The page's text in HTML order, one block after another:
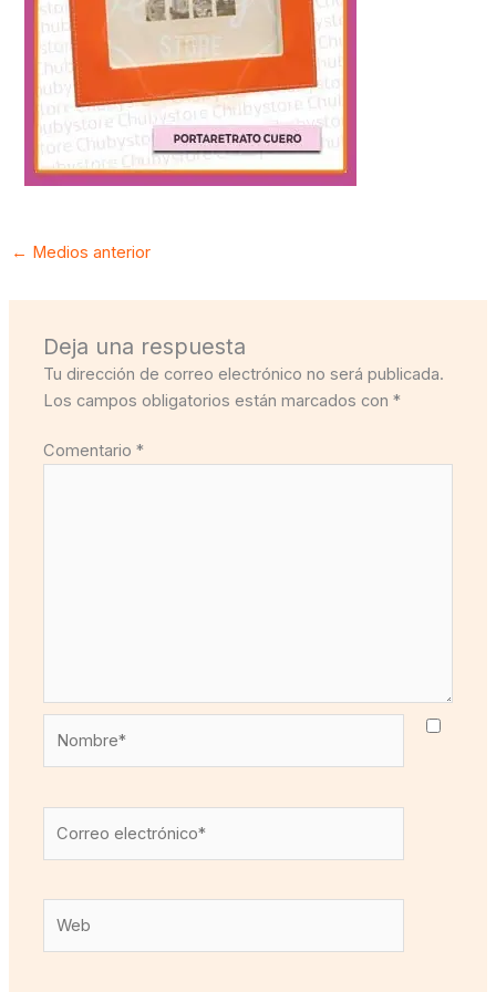
← Medios anterior
Deja una respuesta
Tu dirección de correo electrónico no será publicada.
Los campos obligatorios están marcados con*
Comentario*
electrónico*